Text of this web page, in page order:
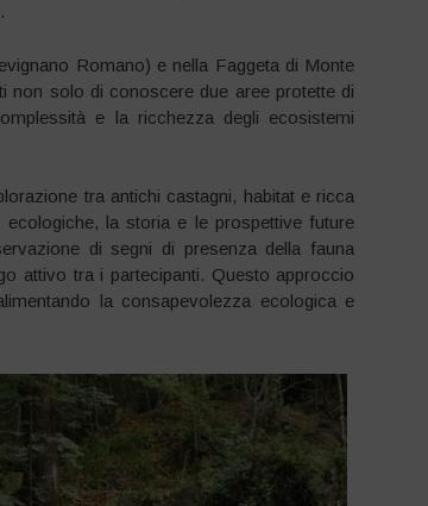
Romano) e nella Faggeta di Monte
non solo di conoscere due aree protette di
e la ricchezza degli ecosistemi
tra antichi castagni, habitat e ricca
la storia e le prospettive future
di segni di presenza della fauna
attivo tra i partecipanti. Questo approccio
la consapevolezza ecologica e